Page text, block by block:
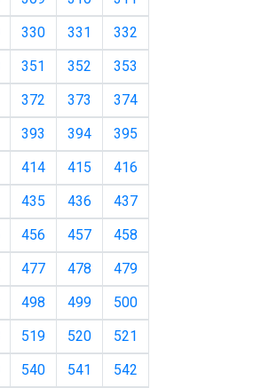
330 331
332
351 352
353
372 373
374
393 394
395
414 415
416
435 436
437
456 457
458
477 478
479
498 499
500
519 520
521
540 541
542